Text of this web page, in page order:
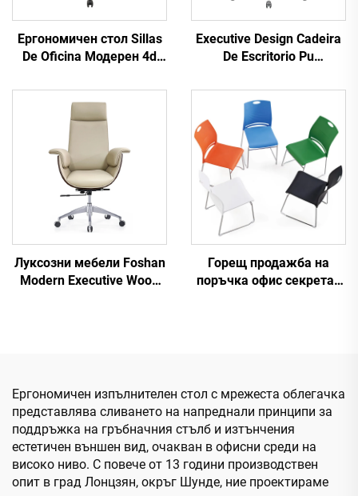
Ергономичен стол Sillas
De Oficina Модерен 4d
найлонова рамка Мрежа
Ергономичен офис на
директора Cadeira De
Escritorio
Executive Design Cadeira
De Escritorio Pu
кожени офис столове
Boss Manager Офис бюро
и комплект столове
Луксозни мебели Foshan
Modern Executive Wood
Горещ продажба на
поръчка офис секретар
Ергономичен изпълнителен стол с мрежеста облегачка
представлява сливането на напреднали принципи за
поддръжка на гръбначния стълб и изтънчения
естетичен външен вид, очакван в офисни среди на
високо ниво. С повече от 13 години производствен
опит в град Лонцзян, окръг Шунде, ние проектираме